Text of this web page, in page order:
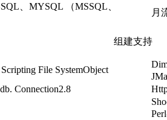
、MYSQL （MSSQL、
月
组建支持
File SystemObject
Connection2.8